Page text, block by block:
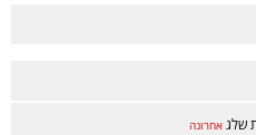
שלג אחרונה